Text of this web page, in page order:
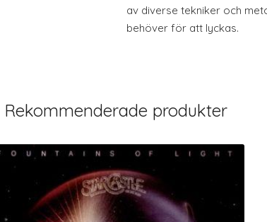
av diverse tekniker och
behöver för att lyckas.
Rekommenderade produkter